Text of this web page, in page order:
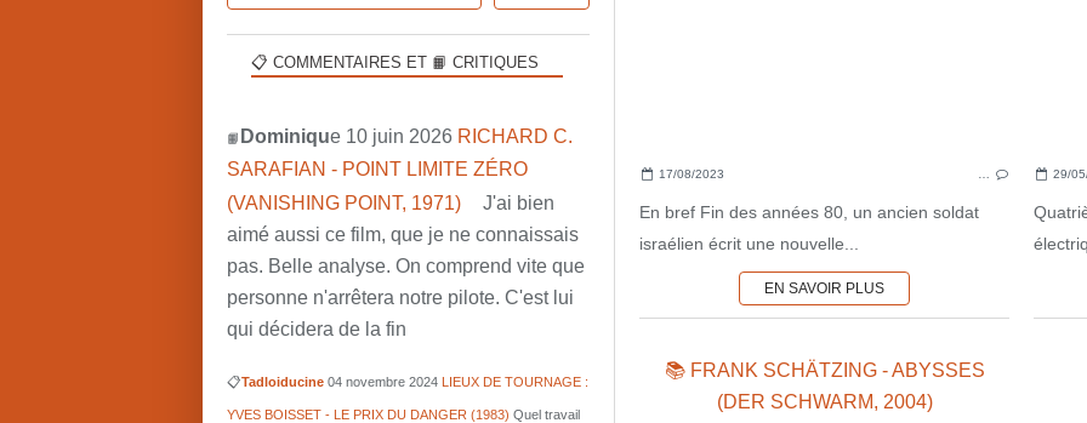
17/08/2023
En bref Fin des années 80, un ancien soldat
israélien écrit une nouvelle...
EN SAVOIR PLUS
29/
📚 FRANK SCHÄTZING - ABYSSES
(DER SCHWARM, 2004)
📋 COMMENTAIRES ET 📙 CRITIQUES
📙 Dominique 10 juin 2026 RICHARD C.
SARAFIAN - POINT LIMITE ZÉRO
(VANISHING POINT, 1971)
J'ai bien
aimé aussi ce film, que je ne connaissais
pas. Belle analyse. On comprend vite que
personne n'arrêtera notre pilote. C'est lui
qui décidera de la fin
📋Tadloiducine 04 novembre 2024 LIEUX DE TOURNAGE :
YVES BOISSET - LE PRIX DU DANGER (1983) Quel travail